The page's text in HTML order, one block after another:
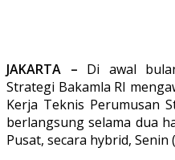
JAKARTA – Di awal
Strategi Bakamla RI
Kerja Teknis Perumusan
berlangsung selama dua
Pusat, secara hybrid, Senin